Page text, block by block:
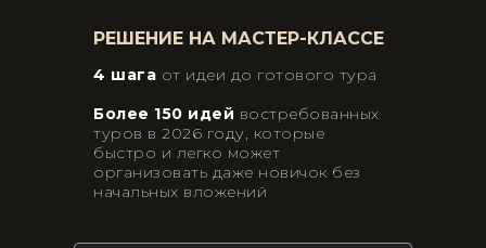
РЕШЕНИЕ НА МАСТЕР-КЛАССЕ
4 шага от идеи до готового тура
Более 150 идей востребованных
туров в 2026 году, которые
быстро и легко может
организовать даже новичок без
начальных вложений